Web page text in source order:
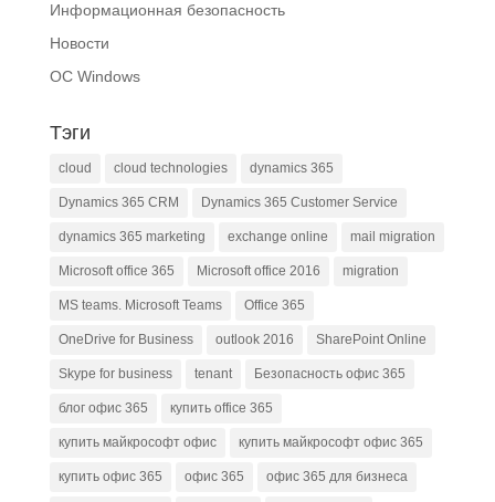
Информационная безопасность
Новости
ОС Windows
Тэги
cloud cloud technologies dynamics 365
Dynamics 365 CRM Dynamics 365 Customer Service
dynamics 365 marketing exchange online mail migration
Microsoft office 365 Microsoft office 2016 migration
MS teams. Microsoft Teams Office 365
OneDrive for Business outlook 2016 SharePoint Online
Skype for business tenant Безопасность офис 365
блог офис 365 купить office 365
купить майкрософт офис купить майкрософт офис 365
купить офис 365 офис 365 офис 365 для бизнеса